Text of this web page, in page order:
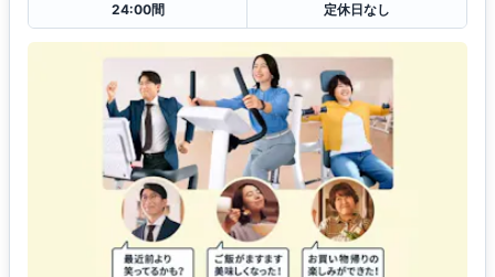
24:00間
定休日なし